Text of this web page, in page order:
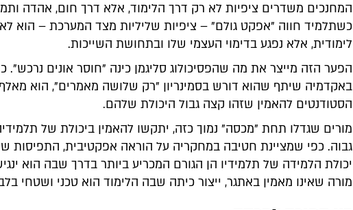
המחנכים משדרים ציפיות לא רק דרך הלימוד, אלא דרך חום, אהדה
כשתלמיד חווה "אפקט גולם" – ציפיות שליליות מצד המערכת – הוא
לימודית, אלא נפגע בדימוי העצמי שלו ובתחושת השייכות.
הפער הזה מייצר את מה שהפסיכולוג סליגמן כינה "חוסר אונים
באקדמיה שיתף שהוא דורש בסמינריון "רק שלושה מאמרים", הוא
הסטודנטים להאמין שזהו קצה גבול היכולת שלהם.
מורים שגדלו תחת "מכסה" נמוך כזה, יתקשו להאמין ביכולת של
גבוה. כפי שמציינת חטיבה במחקריה על הוראה אפקטיבית, התפיסות
יכולת הלמידה של תלמידיו הן הגורם המכריע ביותר בדרך שבה הוא
מורה שאינו מאמין באתגר, ייצור כיתה שבה הלימוד הוא טכני ושטחי